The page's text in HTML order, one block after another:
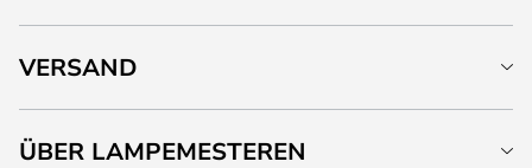
VERSAND
ÜBER LAMPEMESTEREN